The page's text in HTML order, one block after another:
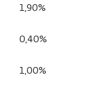
1,90%
0,40%
1,00%